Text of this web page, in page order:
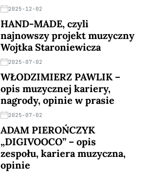
2025-12-02
HAND-MADE, czyli
najnowszy projekt muzyczny
Wojtka Staroniewicza
2025-07-02
WŁODZIMIERZ PAWLIK –
opis muzycznej kariery,
nagrody, opinie w prasie
2025-07-02
ADAM PIEROŃCZYK
„DIGIVOOCO” – opis
zespołu, kariera muzyczna,
opinie